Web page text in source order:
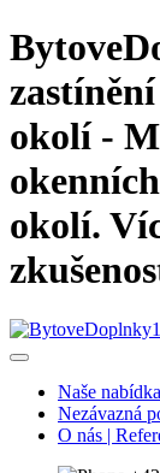
okolí -
okolí.
Naše nabídka
Nezávazná
O nás |